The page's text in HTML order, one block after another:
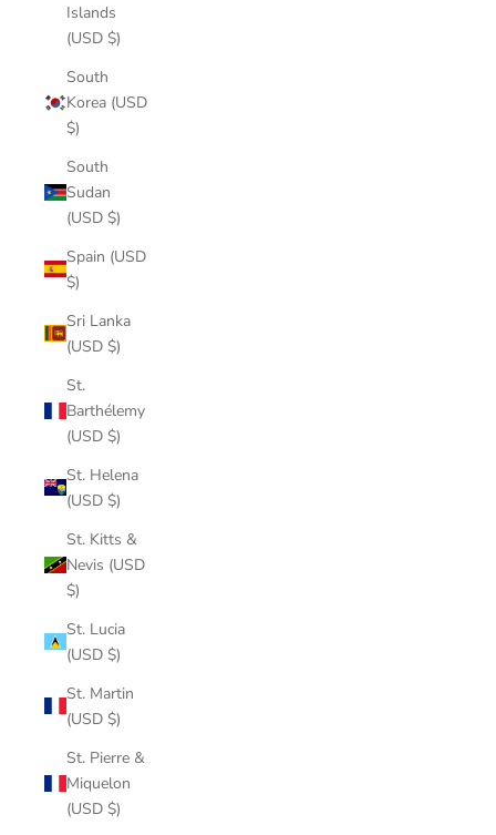
Islands
(USD $)
South
Korea (USD
$)
South
Sudan
(USD $)
Spain (USD
$)
Sri Lanka
(USD $)
St.
Barthélemy
(USD $)
St. Helena
(USD $)
St. Kitts &
Nevis (USD
$)
St. Lucia
(USD $)
St. Martin
(USD $)
St. Pierre &
Miquelon
(USD $)